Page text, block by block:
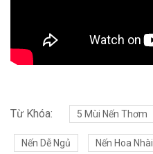
Từ Khóa: 5 Mùi Nến Thơm
Nến Dễ Ngủ Nến Hoa Nhài